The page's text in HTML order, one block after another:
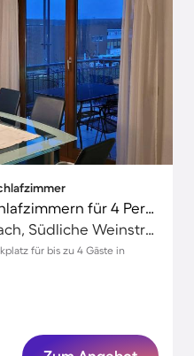
Ferienwohnung mit 2 Schlafzimmern für 4 Personen
Schweigen-Rechtenbach, Südliche Weinstraße, Deutschland
für bis zu 4 Gäste in